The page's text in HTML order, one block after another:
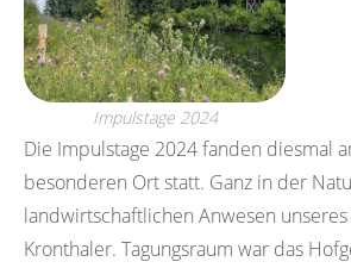
Impulstage 2024
Die Impulstage 2024 fanden diesmal
besonderen Ort statt. Ganz in der
landwirtschaftlichen Anwesen
Kronthaler. Tagungsraum war das